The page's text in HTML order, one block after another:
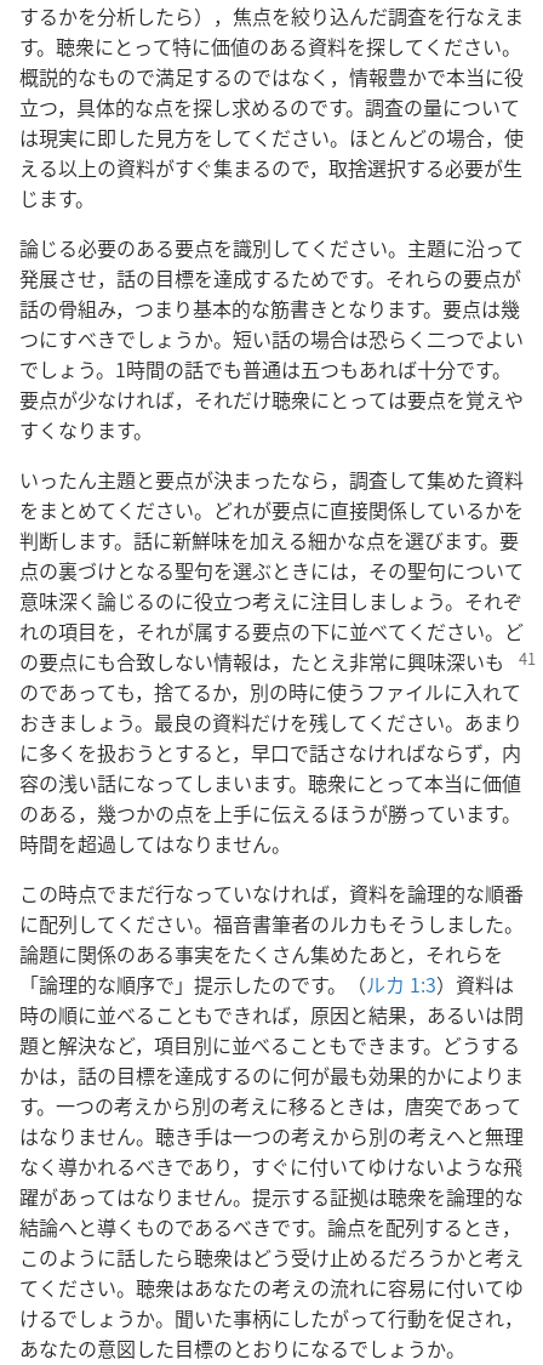
するかを分析したら），焦点を絞り込んだ調査を行なえま
す。聴衆にとって特に価値のある資料を探してください。
概説的なもので満足するのではなく，情報豊かで本当に役
立つ，具体的な点を探し求めるのです。調査の量について
は現実に即した見方をしてください。ほとんどの場合，使
える以上の資料がすぐ集まるので，取捨選択する必要が生
じます。
論じる必要のある要点を識別してください。主題に沿って
発展させ，話の目標を達成するためです。それらの要点が
話の骨組み，つまり基本的な筋書きとなります。要点は幾
つにすべきでしょうか。短い話の場合は恐らく二つでよい
でしょう。1時間の話でも普通は五つもあれば十分です。
要点が少なければ，それだけ聴衆にとっては要点を覚えや
すくなります。
いったん主題と要点が決まったなら，調査して集めた資料
をまとめてください。どれが要点に直接関係しているかを
判断します。話に新鮮味を加える細かな点を選びます。要
点の裏づけとなる聖句を選ぶときには，その聖句について
意味深く論じるのに役立つ考えに注目しましょう。それぞ
れの項目を，それが属する要点の下に並べてください。ど
の要点にも合致しない情報は，たとえ非常に興味深いも
のであっても，捨てるか，別の時に使うファイルに入れて
おきましょう。最良の資料だけを残してください。あまり
に多くを扱おうとすると，早口で話さなければならず，内
容の浅い話になってしまいます。聴衆にとって本当に価値
のある，幾つかの点を上手に伝えるほうが勝っています。
時間を超過してはなりません。
この時点でまだ行なっていなければ，資料を論理的な順番
に配列してください。福音書筆者のルカもそうしました。
論題に関係のある事実をたくさん集めたあと，それらを
「論理的な順序で」提示したのです。（ルカ 1:3）資料は
時の順に並べることもできれば，原因と結果，あるいは問
題と解決など，項目別に並べることもできます。どうする
かは，話の目標を達成するのに何が最も効果的かによりま
す。一つの考えから別の考えに移るときは，唐突であって
はなりません。聴き手は一つの考えから別の考えへと無理
なく導かれるべきであり，すぐに付いてゆけないような飛
躍があってはなりません。提示する証拠は聴衆を論理的な
結論へと導くものであるべきです。論点を配列するとき，
このように話したら聴衆はどう受け止めるだろうかと考え
てください。聴衆はあなたの考えの流れに容易に付いてゆ
けるでしょうか。聞いた事柄にしたがって行動を促され，
あなたの意図した目標のとおりになるでしょうか。